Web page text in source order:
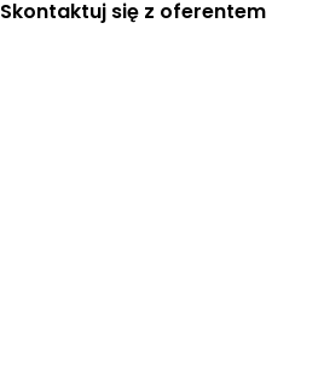
Skontaktuj się z oferentem